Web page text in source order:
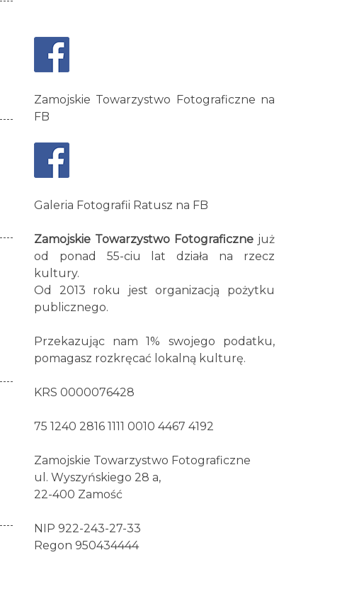
Zamojskie Towarzystwo Fotograficzne na
FB
Galeria Fotografii Ratusz na FB
Zamojskie Towarzystwo Fotograficzne już
od ponad 55-ciu lat działa na rzecz
kultury.
Od 2013 roku jest organizacją pożytku
publicznego.
Przekazując nam 1% swojego podatku,
pomagasz rozkręcać lokalną kulturę.
KRS 0000076428
75 1240 2816 1111 0010 4467 4192
Zamojskie Towarzystwo Fotograficzne
ul. Wyszyńskiego 28 a,
22-400 Zamość
NIP 922-243-27-33
Regon 950434444